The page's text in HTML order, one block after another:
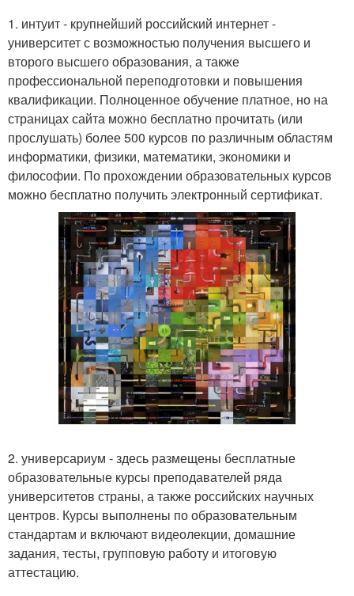
1. интуит - крупнейший российский интернет -
университет с возможностью получения высшего и
второго высшего образования, а также
профессиональной переподготовки и повышения
квалификации. Полноценное обучение платное, но на
страницах сайта можно бесплатно прочитать (или
прослушать) более 500 курсов по различным областям
информатики, физики, математики, экономики и
философии. По прохождении образовательных курсов
можно бесплатно получить электронный сертификат.
2. универсариум - здесь размещены бесплатные
образовательные курсы преподавателей ряда
университетов страны, а также российских научных
центров. Курсы выполнены по образовательным
стандартам и включают видеолекции, домашние
задания, тесты, групповую работу и итоговую
аттестацию.